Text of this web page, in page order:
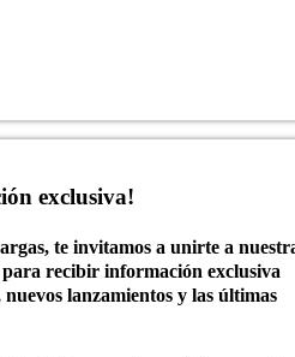
exclusiva!
te invitamos a unirte a
recibir información exclusiva
lanzamientos y las últimas